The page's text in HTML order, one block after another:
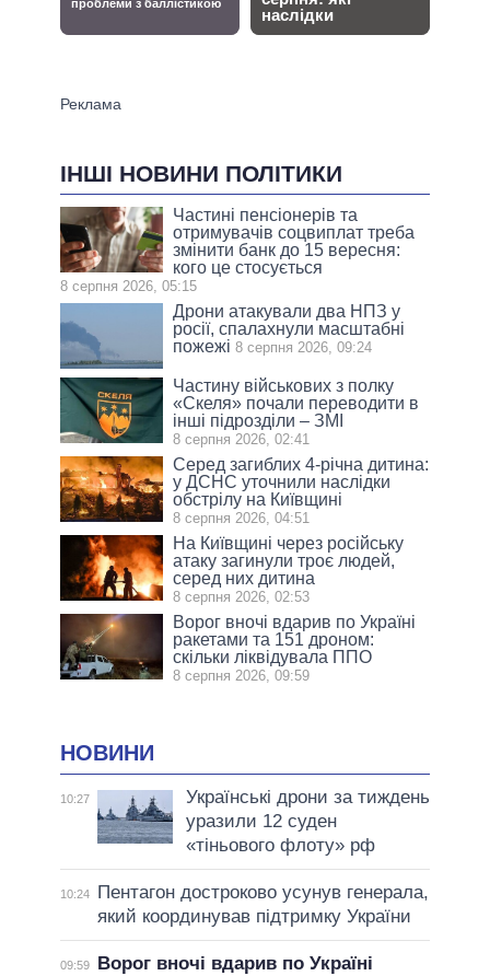
ІНШІ НОВИНИ ПОЛІТИКИ
Частині пенсіонерів та
отримувачів соцвиплат треба
змінити банк до 15 вересня:
кого це стосується
8 серпня 2026, 05:15
Дрони атакували два НПЗ у
росії, спалахнули масштабні
пожежі 8 серпня 2026, 09:24
Частину військових з полку
«Скеля» почали переводити в
інші підрозділи – ЗМІ
8 серпня 2026, 02:41
Серед загиблих 4-річна дитина:
у ДСНС уточнили наслідки
обстрілу на Київщині
8 серпня 2026, 04:51
На Київщині через російську
атаку загинули троє людей,
серед них дитина
8 серпня 2026, 02:53
Ворог вночі вдарив по Україні
ракетами та 151 дроном:
скільки ліквідувала ППО
8 серпня 2026, 09:59
НОВИНИ
10:27
Українські дрони за тиждень
уразили 12 суден
«тіньового флоту» рф
10:24
Пентагон достроково усунув генерала,
який координував підтримку України
09:59
Ворог вночі вдарив по Україні